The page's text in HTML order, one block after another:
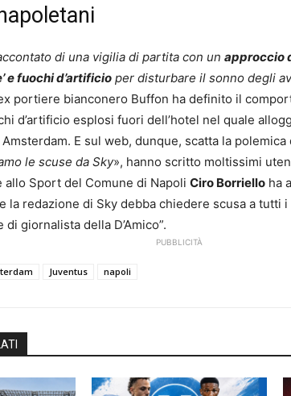
di una vigilia di partita con un approccio
e fuochi d’artificio per disturbare il sonno degli
portiere bianconero Buffon ha definito il
d’artificio esplosi fuori dell’hotel nel quale
E sul web, dunque, scatta la
le scuse da Sky», hanno scritto moltissimi
allo Sport del Comune di Napoli Ciro Borriello ha
la redazione di Sky debba chiedere scusa a tutti
giornalista della D’Amico”.
PUBBLICITÀ
Juventus napoli